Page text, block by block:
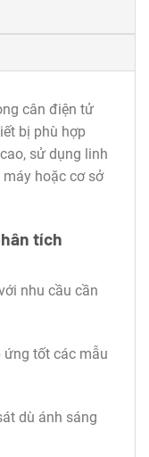
cân điện tử
bị phù hợp
sử dụng linh
hoặc cơ sở
tích
nhu cầu cần
ứng tốt các mẫu
dù ánh sáng